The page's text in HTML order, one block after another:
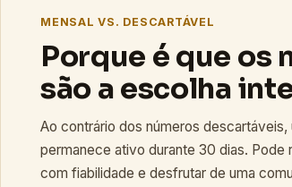
MENSAL VS. DESCARTÁVEL
Porque é que os
são a escolha
Ao contrário dos números descartáveis,
permanece ativo durante 30 dias.
com fiabilidade e desfrutar de uma